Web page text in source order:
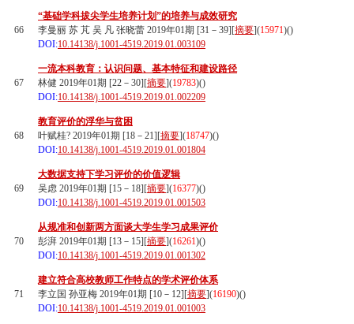
66
“基础学科拔尖学生培养计划”的培养与成效研究
李曼丽 苏 芃 吴 凡 张晓蕾 2019年01期 [31－39][摘要](15971)()
DOI:10.14138/j.1001-4519.2019.01.003109
67
一流本科教育：认识问题、基本特征和建设路径
林健 2019年01期 [22－30][摘要](19783)()
DOI:10.14138/j.1001-4519.2019.01.002209
68
教育评价的浮华与贫困
叶赋桂? 2019年01期 [18－21][摘要](18747)()
DOI:10.14138/j.1001-4519.2019.01.001804
69
大数据支持下学习评价的价值逻辑
吴虑 2019年01期 [15－18][摘要](16377)()
DOI:10.14138/j.1001-4519.2019.01.001503
70
从规准和创新两方面谈大学生学习成果评价
彭湃 2019年01期 [13－15][摘要](16261)()
DOI:10.14138/j.1001-4519.2019.01.001302
71
建立符合高校教师工作特点的学术评价体系
李立国 孙亚梅 2019年01期 [10－12][摘要](16190)()
DOI:10.14138/j.1001-4519.2019.01.001003